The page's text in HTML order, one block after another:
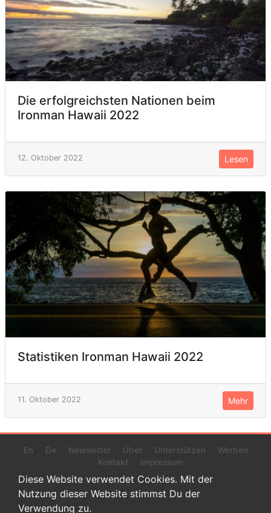
Die erfolgreichsten Nationen beim
Ironman Hawaii 2022
12. Oktober 2022 Lesen
Statistiken Ironman Hawaii 2022
11. Oktober 2022 Mehr
En De Newsletter Über Unterstützen
Werben
Kontakt
Impressum
© 2022 www.endurance-data.com - aaa
Diese Website verwendet Cookies. Mit der
Nutzung dieser Website stimmst Du der
Verwendung zu.